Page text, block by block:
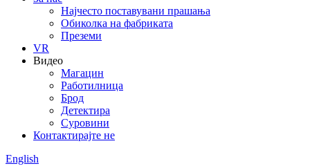
Најчесто поставувани прашања
Обиколка на фабриката
Преземи
VR
Видео
Магацин
Работилница
Брод
Детектира
Суровини
Контактирајте не
English